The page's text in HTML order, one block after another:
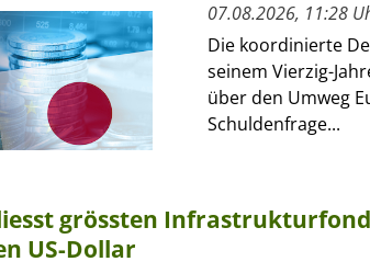
07.08.2026, 11:28
Die koordinierte
seinem Vierzig-
über den Umweg
Schuldenfrage...
grössten
US-Dollar